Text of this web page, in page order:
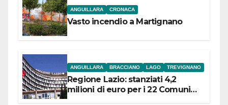
ANGUILLARA CRONACA
Vasto incendio a Martignano
ANGUILLARA BRACCIANO LAGO TREVIGNANO
Regione Lazio: stanziati 4,2
milioni di euro per i 22 Comuni